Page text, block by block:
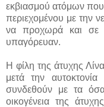
εκβιασμού ατόμων που
περιεχομένου με την
να προχωρά και σε
υπαγόρευαν.
Η φίλη της άτυχης
μετά την
συνδεθούν με τα όσα
οικογένεια της